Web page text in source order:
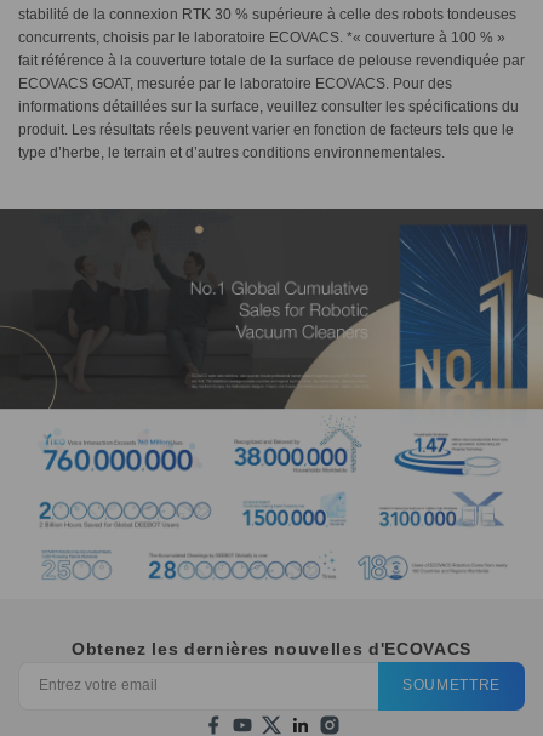
stabilité de la connexion RTK 30 % supérieure à celle des robots tondeuses
concurrents, choisis par le laboratoire ECOVACS. *« couverture à 100 % »
fait référence à la couverture totale de la surface de pelouse revendiquée par
ECOVACS GOAT, mesurée par le laboratoire ECOVACS. Pour des
informations détaillées sur la surface, veuillez consulter les spécifications du
produit. Les résultats réels peuvent varier en fonction de facteurs tels que le
type d’herbe, le terrain et d’autres conditions environnementales.
Obtenez les dernières nouvelles d'ECOVACS
SOUMETTRE